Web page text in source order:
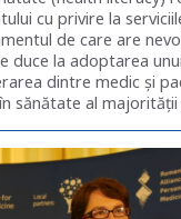
cu privire la
de care are
duce la adoptarea
dintre medic și
sănătate al